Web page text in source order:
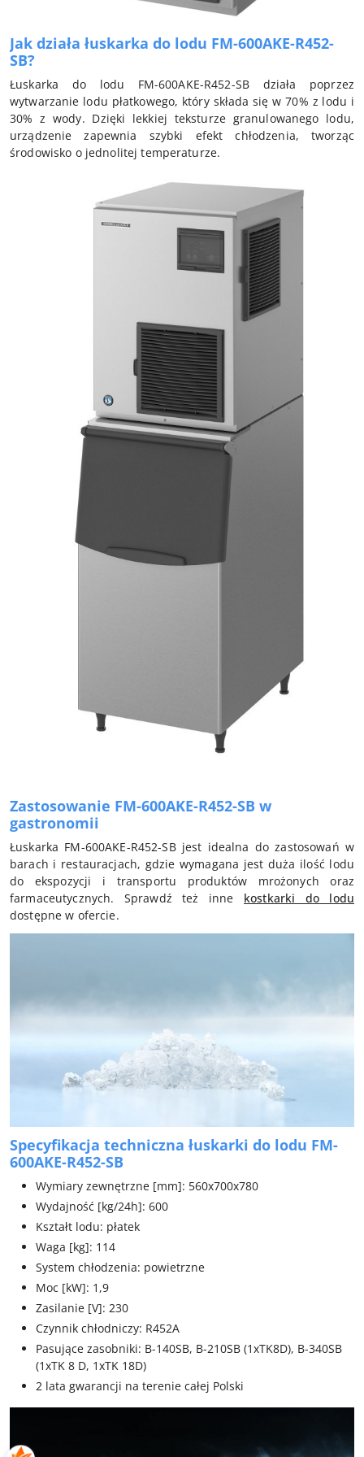
Jak działa łuskarka do lodu FM-600AKE-R452-
SB?
Łuskarka do lodu FM-600AKE-R452-SB działa poprzez
wytwarzanie lodu płatkowego, który składa się w 70% z lodu i
30% z wody. Dzięki lekkiej teksturze granulowanego lodu,
urządzenie zapewnia szybki efekt chłodzenia, tworząc
środowisko o jednolitej temperaturze.
Zastosowanie FM-600AKE-R452-SB w
gastronomii
Łuskarka FM-600AKE-R452-SB jest idealna do zastosowań w
barach i restauracjach, gdzie wymagana jest duża ilość lodu
do ekspozycji i transportu produktów mrożonych oraz
farmaceutycznych. Sprawdź też inne kostkarki do lodu
dostępne w ofercie.
Specyfikacja techniczna łuskarki do lodu FM-
600AKE-R452-SB
Wymiary zewnętrzne [mm]: 560x700x780
Wydajność [kg/24h]: 600
Kształt lodu: płatek
Waga [kg]: 114
System chłodzenia: powietrzne
Moc [kW]: 1,9
Zasilanie [V]: 230
Czynnik chłodniczy: R452A
Pasujące zasobniki: B-140SB, B-210SB (1xTK8D), B-340SB
(1xTK 8 D, 1xTK 18D)
2 lata gwarancji na terenie całej Polski